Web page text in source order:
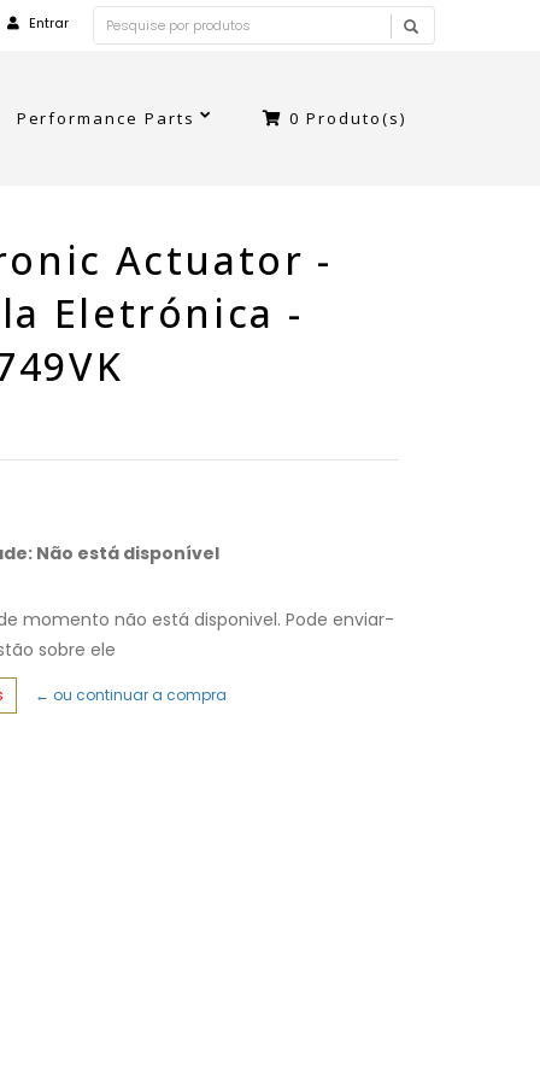
Entrar
Performance Parts 0 Produto(s)
Actuator -
Eletrónica -
Não está disponível
momento não está disponivel. Pode enviar-
sobre ele
← ou continuar a compra